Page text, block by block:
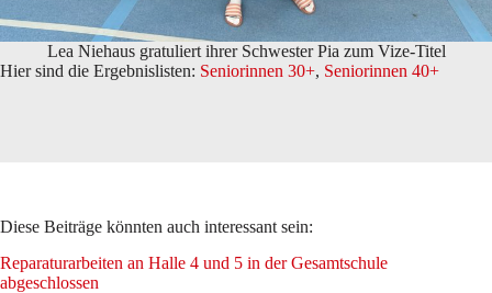
Lea Niehaus gratuliert ihrer Schwester Pia zum Vize-Titel
Hier sind die Ergebnislisten: Seniorinnen 30+, Seniorinnen 40+
Diese Beiträge könnten auch interessant sein:
Reparaturarbeiten an Halle 4 und 5 in der Gesamtschule
abgeschlossen